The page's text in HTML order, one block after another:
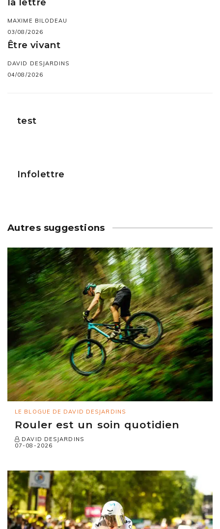
MAXIME BILODEAU
03/08/2026
Être vivant
DAVID DESJARDINS
04/08/2026
test
Infolettre
Autres suggestions
LE BLOGUE DE DAVID DESJARDINS
Rouler est un soin quotidien
DAVID DESJARDINS
07-08-2026